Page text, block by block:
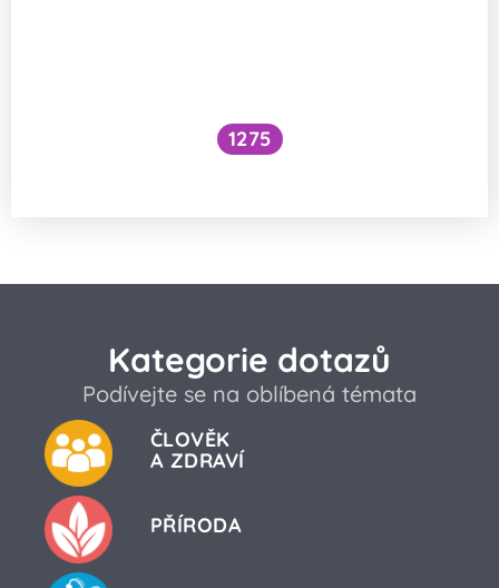
1275
Kategorie dotazů
Podívejte se na oblíbená témata
ČLOVĚK
A ZDRAVÍ
PŘÍRODA